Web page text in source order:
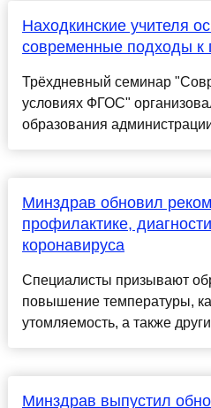
Находкинские учителя
современные подходы к
Трёхдневный семинар
условиях ФГОС"
образования
Минздрав обновил
профилактике,
коронавируса
Специалисты призывают
повышение температуры,
утомляемость, а также
Минздрав выпустил